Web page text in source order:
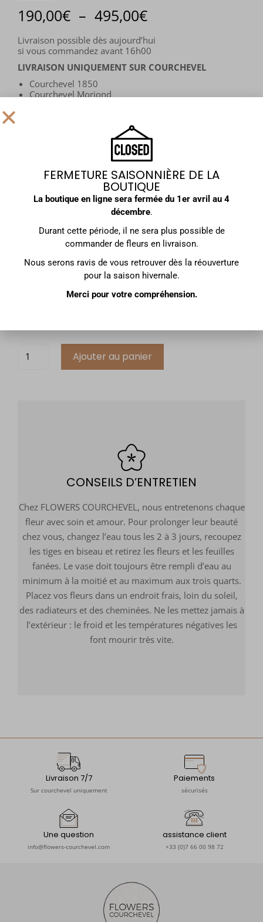
190,00€ – 495,00€
Livraison possible dès aujourd’hui
si vous commandez avant 16h00
LIVRAISON UNIQUEMENT SUR COURCHEVEL
Courchevel 1850
Courchevel Moriond
MESSAGE
PHOTO DU BOUQUET
Total des options:
Ajouter au panier
CONSEILS D’ENTRETIEN
Chez FLOWERS COURCHEVEL, nous entretenons chaque
fleur avec soin et amour. Pour prolonger leur beauté
chez vous, changez l’eau tous les 2 à 3 jours, recoupez
les tiges en biseau et retirez les fleurs et les feuilles
fanées. Le vase doit toujours être rempli d’eau au
minimum à la moitié et au maximum aux trois quarts.
Placez vos fleurs dans un endroit frais, loin du soleil,
des radiateurs et des cheminées. Ne les mettez jamais à
l’extérieur : le froid et les températures négatives les
font mourir très vite.
Livraison 7/7
Sur courchevel uniquement
Paiements
sécurisés
Une question
info@flowers-courchevel.com
assistance client
+33 (0)7 66 00 98 72
FERMETURE SAISONNIÈRE DE LA
BOUTIQUE
La boutique en ligne sera fermée du 1er avril au 4
décembre.
Durant cette période, il ne sera plus possible de
commander de fleurs en livraison.
Nous serons ravis de vous retrouver dès la réouverture
pour la saison hivernale.
Merci pour votre compréhension.